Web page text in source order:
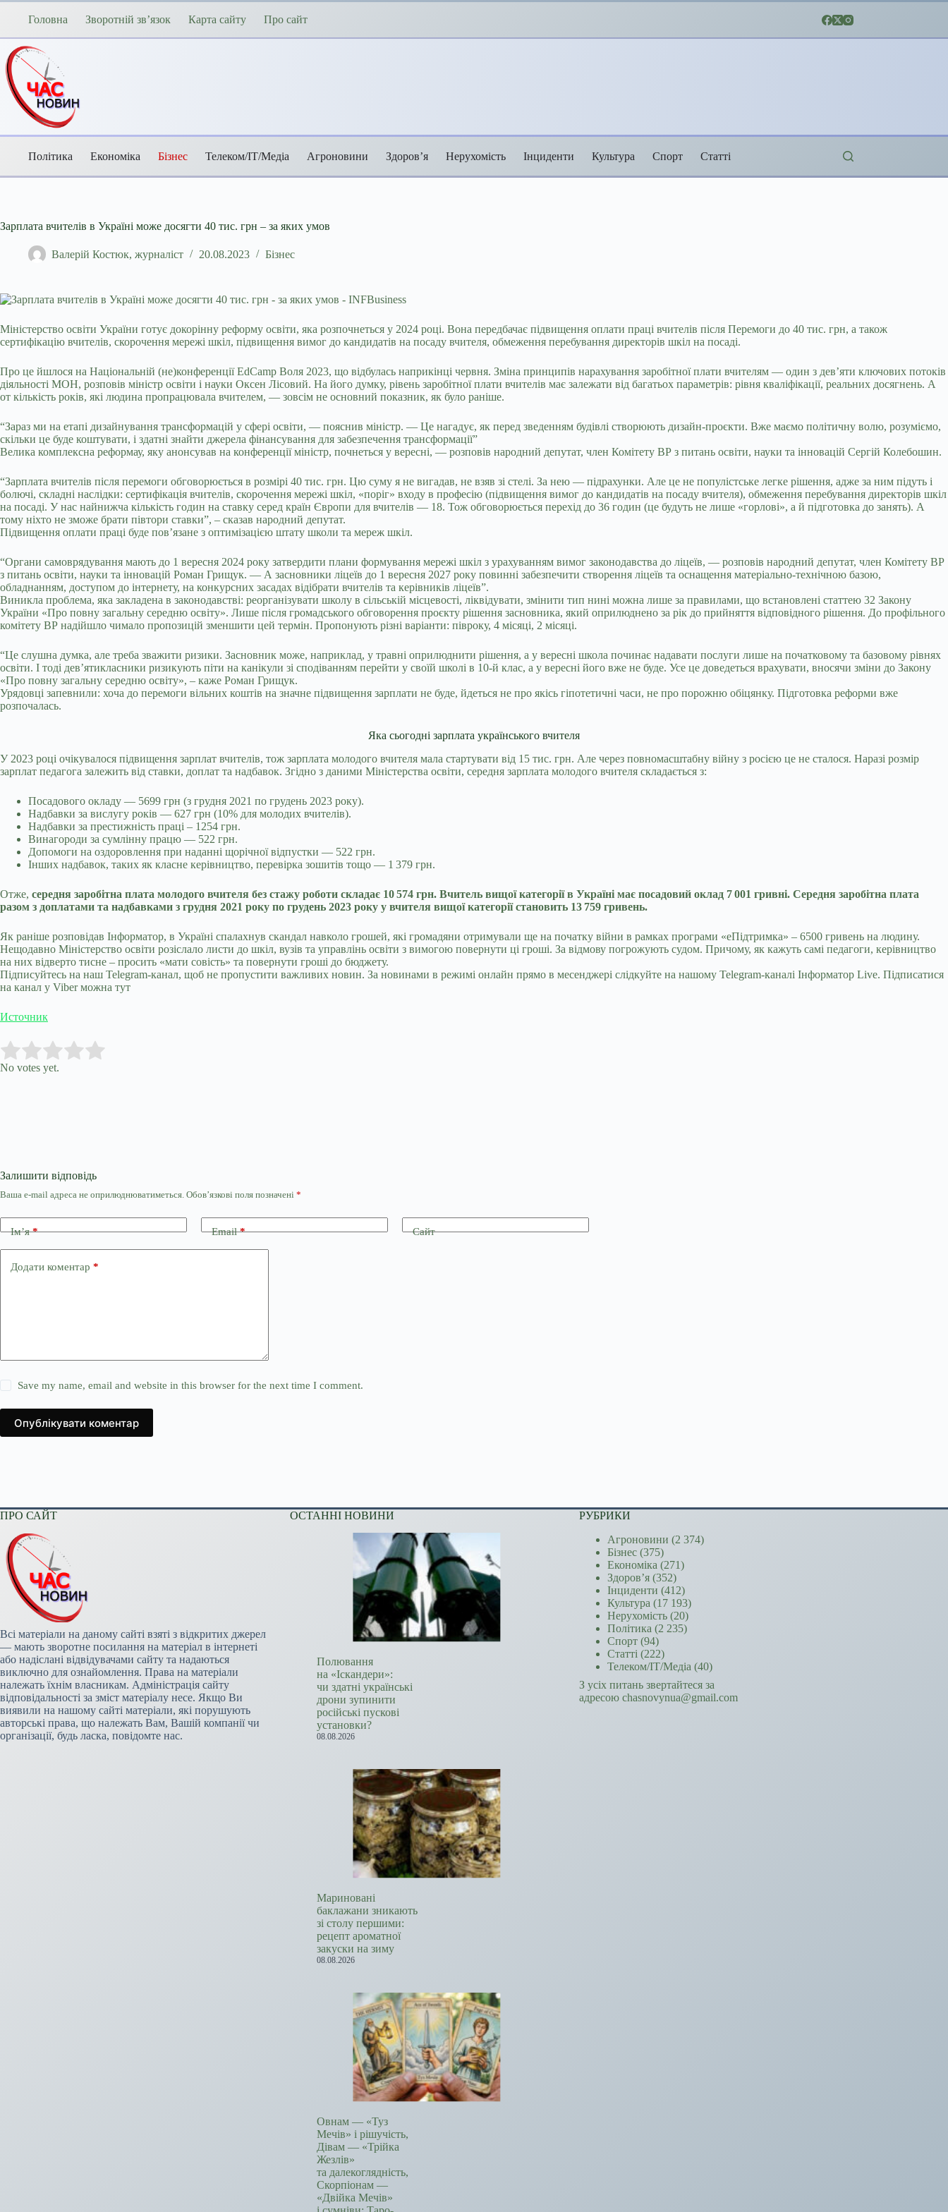
Перейти
Головна Зворотній зв’язок Карта сайту Про сайт
Політика Економіка Бізнес Телеком/ІТ/Медіа Агроновини Здоров’я Нерухомість Інциденти Культура Спорт Статті
Зарплата вчителів в Україні може досягти 40 тис. грн – за яких умов
Валерій Костюк, журналіст 20.08.2023 Бізнес
Міністерство освіти України готує докорінну реформу освіти, яка розпочнеться у 2024 році. Вона передбачає підвищення оплати праці вчителів після Перемоги до 40 тис. грн, а також
сертифікацію вчителів, скорочення мережі шкіл, підвищення вимог до кандидатів на посаду вчителя, обмеження перебування директорів шкіл на посаді.
Про це йшлося на Національній (не)конференції EdCamp Воля 2023, що відбулась наприкінці червня. Зміна принципів нарахування заробітної плати вчителям — один з дев’яти ключових потоків
діяльності МОН, розповів міністр освіти і науки Оксен Лісовий. На його думку, рівень заробітної плати вчителів має залежати від багатьох параметрів: рівня кваліфікації, реальних досягнень. А
от кількість років, які людина пропрацювала вчителем, — зовсім не основний показник, як було раніше.
“Зараз ми на етапі дизайнування трансформацій у сфері освіти, — пояснив міністр. — Це нагадує, як перед зведенням будівлі створюють дизайн-проєкти. Вже маємо політичну волю, розуміємо,
скільки це буде коштувати, і здатні знайти джерела фінансування для забезпечення трансформації”
Велика комплексна реформау, яку анонсував на конференції міністр, почнеться у вересні, — розповів народний депутат, член Комітету ВР з питань освіти, науки та інновацій Сергій Колебошин.
“Зарплата вчителів після перемоги обговорюється в розмірі 40 тис. грн. Цю суму я не вигадав, не взяв зі стелі. За нею — підрахунки. Але це не популістське легке рішення, адже за ним підуть і
болючі, складні наслідки: сертифікація вчителів, скорочення мережі шкіл, «поріг» входу в професію (підвищення вимог до кандидатів на посаду вчителя), обмеження перебування директорів шкіл
на посаді. У нас найнижча кількість годин на ставку серед країн Європи для вчителів — 18. Тож обговорюється перехід до 36 годин (це будуть не лише «горлові», а й підготовка до занять). А
тому ніхто не зможе брати півтори ставки”, – сказав народний депутат.
Підвищення оплати праці буде пов’язане з оптимізацією штату школи та мереж шкіл.
“Органи самоврядування мають до 1 вересня 2024 року затвердити плани формування мережі шкіл з урахуванням вимог законодавства до ліцеїв, — розповів народний депутат, член Комітету ВР
з питань освіти, науки та інновацій Роман Грищук. — А засновники ліцеїв до 1 вересня 2027 року повинні забезпечити створення ліцеїв та оснащення матеріально-технічною базою,
обладнанням, доступом до інтернету, на конкурсних засадах відібрати вчителів та керівників ліцеїв”.
Виникла проблема, яка закладена в законодавстві: реорганізувати школу в сільській місцевості, ліквідувати, змінити тип нині можна лише за правилами, що встановлені статтею 32 Закону
України «Про повну загальну середню освіту». Лише після громадського обговорення проєкту рішення засновника, який оприлюднено за рік до прийняття відповідного рішення. До профільного
комітету ВР надійшло чимало пропозицій зменшити цей термін. Пропонують різні варіанти: півроку, 4 місяці, 2 місяці.
“Це слушна думка, але треба зважити ризики. Засновник може, наприклад, у травні оприлюднити рішення, а у вересні школа починає надавати послуги лише на початковому та базовому рівнях
освіти. І тоді дев’ятикласники ризикують піти на канікули зі сподіванням перейти у своїй школі в 10-й клас, а у вересні його вже не буде. Усе це доведеться врахувати, вносячи зміни до Закону
«Про повну загальну середню освіту», – каже Роман Грищук.
Урядовці запевнили: хоча до перемоги вільних коштів на значне підвищення зарплати не буде, йдеться не про якісь гіпотетичні часи, не про порожню обіцянку. Підготовка реформи вже
розпочалась.
Яка сьогодні зарплата українського вчителя
У 2023 році очікувалося підвищення зарплат вчителів, тож зарплата молодого вчителя мала стартувати від 15 тис. грн. Але через повномасштабну війну з росією це не сталося. Наразі розмір
зарплат педагога залежить від ставки, доплат та надбавок. Згідно з даними Міністерства освіти, середня зарплата молодого вчителя складається з:
Посадового окладу — 5699 грн (з грудня 2021 по грудень 2023 року).
Надбавки за вислугу років — 627 грн (10% для молодих вчителів).
Надбавки за престижність праці – 1254 грн.
Винагороди за сумлінну працю — 522 грн.
Допомоги на оздоровлення при наданні щорічної відпустки — 522 грн.
Інших надбавок, таких як класне керівництво, перевірка зошитів тощо — 1 379 грн.
Отже, середня заробітна плата молодого вчителя без стажу роботи складає 10 574 грн. Вчитель вищої категорії в Україні має посадовий оклад 7 001 гривні. Середня заробітна плата
разом з доплатами та надбавками з грудня 2021 року по грудень 2023 року у вчителя вищої категорії становить 13 759 гривень.
Як раніше розповідав Інформатор, в Україні спалахнув скандал навколо грошей, які громадяни отримували ще на початку війни в рамках програми «еПідтримка» – 6500 гривень на людину.
Нещодавно Міністерство освіти розіслало листи до шкіл, вузів та управлінь освіти з вимогою повернути ці гроші. За відмову погрожують судом. Причому, як кажуть самі педагоги, керівництво
на них відверто тисне – просить «мати совість» та повернути гроші до бюджету.
Підписуйтесь на наш Telegram-канал, щоб не пропустити важливих новин. За новинами в режимі онлайн прямо в месенджері слідкуйте на нашому Telegram-каналі Інформатор Live. Підписатися
на канал у Viber можна тут
Источник
Rate this item:
No votes yet.
Залишити відповідь
Ваша e-mail адреса не оприлюднюватиметься. Обов’язкові поля позначені *
Ім’я* Email* Сайт
Додати коментар *
Save my name, email and website in this browser for the next time I comment.
Опублікувати коментар
ПРО САЙТ
Всі матеріали на даному сайті взяті з відкритих джерел
— мають зворотне посилання на матеріал в інтернеті
або надіслані відвідувачами сайту та надаються
виключно для ознайомлення. Права на матеріали
належать їхнім власникам. Адміністрація сайту
відповідальності за зміст матеріалу несе. Якщо Ви
виявили на нашому сайті матеріали, які порушують
авторські права, що належать Вам, Вашій компанії чи
організації, будь ласка, повідомте нас.
ОСТАННІ НОВИНИ
Полювання
на «Іскандери»:
чи здатні українські
дрони зупинити
російські пускові
установки?
08.08.2026
Мариновані
баклажани зникають
зі столу першими:
рецепт ароматної
закуски на зиму
08.08.2026
Овнам — «Туз
Мечів» і рішучість,
Дівам — «Трійка
Жезлів»
та далекоглядність,
Скорпіонам —
«Двійка Мечів»
РУБРИКИ
Агроновини (2 374)
Бізнес (375)
Економіка (271)
Здоров’я (352)
Інциденти (412)
Культура (17 193)
Нерухомість (20)
Політика (2 235)
Спорт (94)
Статті (222)
Телеком/ІТ/Медіа (40)
З усіх питань звертайтеся за
адресою chasnovynua@gmail.com